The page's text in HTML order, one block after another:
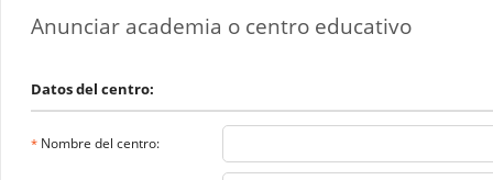
Anunciar academia o centro educativo
Datos del centro:
* Nombre del centro: